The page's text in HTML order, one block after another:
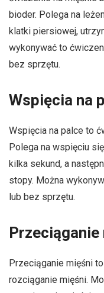
bioder. Polega na
klatki piersiowej,
wykonywać to
bez sprzętu.
Wspięcia na
Wspięcia na palce to
Polega na wspięciu
kilka sekund, a
stopy. Można
lub bez sprzętu.
Przeciąganie
Przeciąganie mięśni
rozciąganie mięśni.